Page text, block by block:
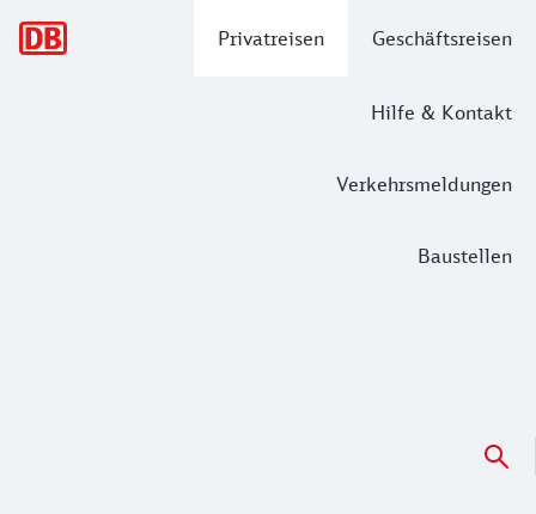
Privatreisen Geschäftsreisen
Hilfe & Kontakt
Verkehrsmeldungen
Baustellen